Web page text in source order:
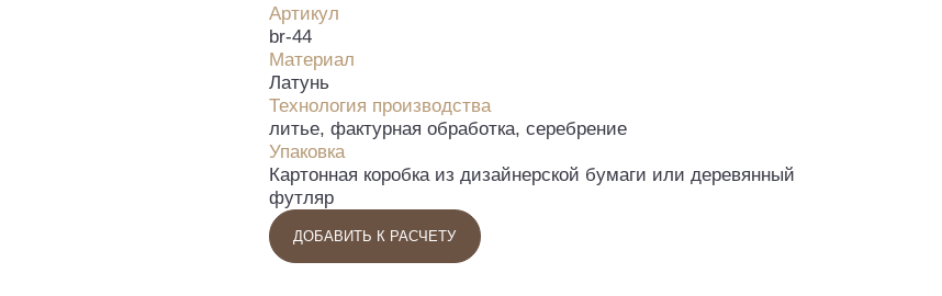
Артикул
br-44
Материал
Латунь
Технология производства
литье, фактурная обработка, серебрение
Упаковка
Картонная коробка из дизайнерской бумаги или деревянный
футляр
ДОБАВИТЬ К РАСЧЕТУ